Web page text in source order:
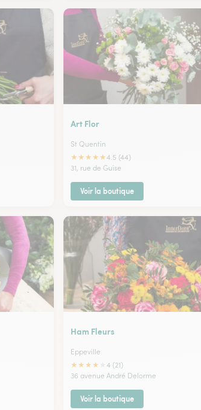
Art Flor
St Quentin
★★★★★4.5 (44)
31, rue de Guise
Voir la boutique
Ham Fleurs
Eppeville
★★★★
4 (21)
36 avenue André Delorme
Voir la boutique